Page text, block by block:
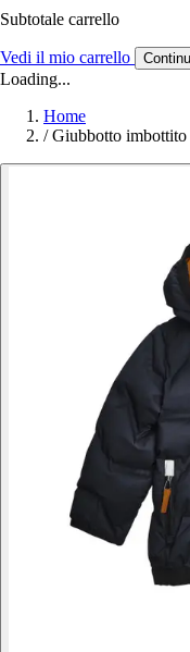
Subtotale carrello
Vedi il mio carrello
Loading...
Home
/ Giubbotto